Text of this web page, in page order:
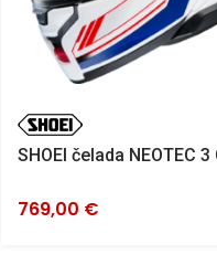
SHOEI čelada NEOTEC
769,00 €